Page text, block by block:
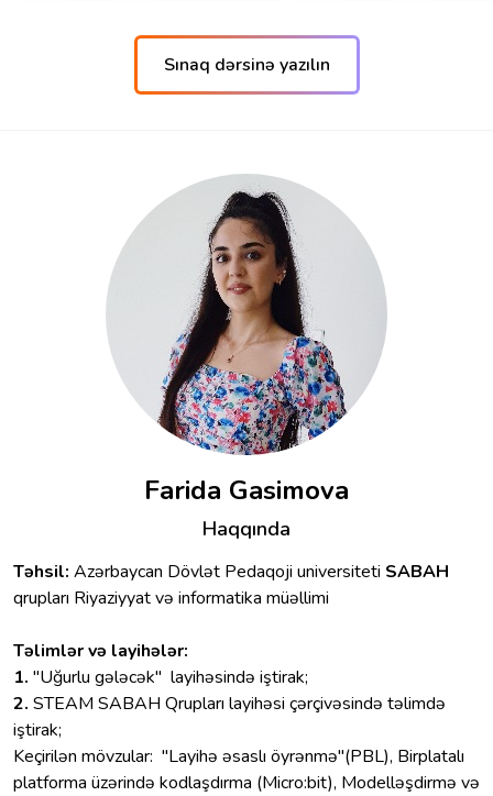
Sınaq dərsinə yazılın
Farida Gasimova
Haqqında
Təhsil: Azərbaycan Dövlət Pedaqoji universiteti SABAH
qrupları Riyaziyyat və informatika müəllimi
Təlimlər və layihələr:
1. "Uğurlu gələcək" layihəsində iştirak;
2. STEAM SABAH Qrupları layihəsi çərçivəsində təlimdə
iştirak;
Keçirilən mövzular: "Layihə əsaslı öyrənmə"(PBL), Birplatalı
platforma üzərində kodlaşdırma (Micro:bit), Modelləşdirmə və